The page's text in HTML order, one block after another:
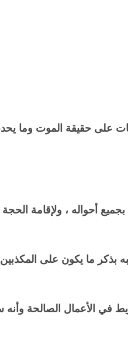
على حقيقة الموت وما
أحواله ، ولإقامة الحجة
بذكر ما يكون على
في الأعمال الصالحة وأنه